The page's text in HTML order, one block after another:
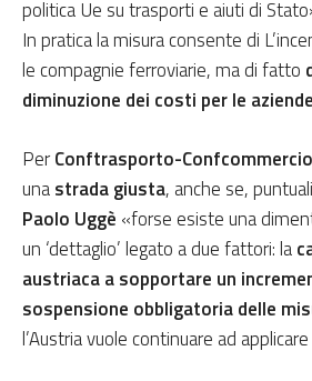
politica Ue su trasporti e aiuti di
In pratica la misura consente di
le compagnie ferroviarie, ma di fatto
diminuzione dei costi per le
PerConftrasporto-Confcommercio
unastrada giusta, anche se,
Paolo Uggè «forse esiste una
un ‘dettaglio’ legato a due fattori: la
austriaca a sopportare un
sospensione obbligatoria delle
l’Austria vuole continuare ad